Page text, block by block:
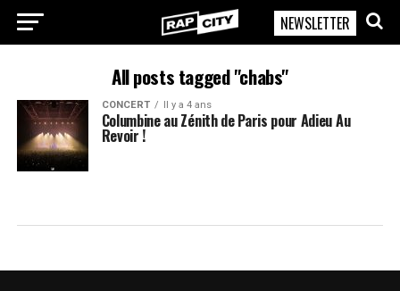
RapCity
NEWSLETTER
All posts tagged "chabs"
CONCERT Il y a 4 ans
Columbine au Zénith de Paris pour Adieu Au
Revoir !